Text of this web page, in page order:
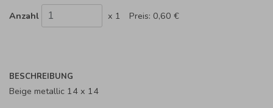
Anzahl x 1 Preis: 0,60 €
BESCHREIBUNG
Beige metallic 14 x 14